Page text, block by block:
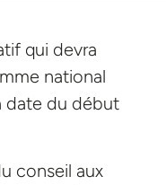
qui devra
national
date du début
conseil aux